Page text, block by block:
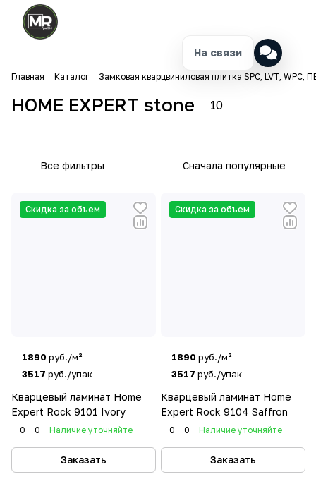
Главная Каталог Замковая кварцвиниловая плитка SPC, LVT, WPC,
HOME EXPERT stone 10
Expert
Rock
SPC 4
товаров
Все фильтры Сначала популярные
Скидка за объем
1890 руб./м²
3517 руб./упак
Кварцевый ламинат Home
Expert Rock 9101 Ivory
0 0 Наличие уточняйте
Заказать
Скидка за объем
1890 руб./м²
3517 руб./упак
Кварцевый ламинат Home
Expert Rock 9104 Saffron
0 0 Наличие уточняйте
Заказать
На связи